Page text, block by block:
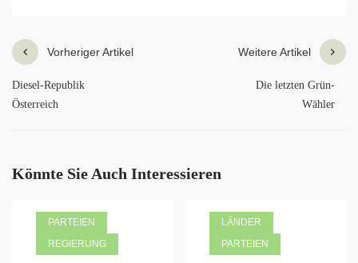
Vorheriger Artikel
Diesel-Republik
Österreich
Weitere Artikel
Die letzten Grün-
Wähler
Könnte Sie Auch Interessieren
PARTEIEN
REGIERUNG
LÄNDER
PARTEIEN